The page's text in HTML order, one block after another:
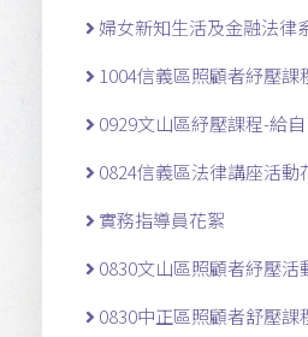
婦女新知生活及金融法律
1004信義區照顧者紓壓課
0929文山區紓壓課程-給
0824信義區法律講座活動
實務指導員花絮
0830文山區照顧者紓壓活
0830中正區照顧者舒壓課